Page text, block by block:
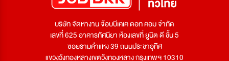
บริษัท จัดหางาน จ๊อบบีเคเค ดอท คอม จำกัด
เลขที่ 625 อาคารทัศนียา ห้องเลขที่ ยูนิต ดี ชั้น 5
ซอยรามคำแหง 39 ถนนประชาอุทิศ
แขวงวังทองหลางเขตวังทองหลาง กรุงเทพฯ 10310